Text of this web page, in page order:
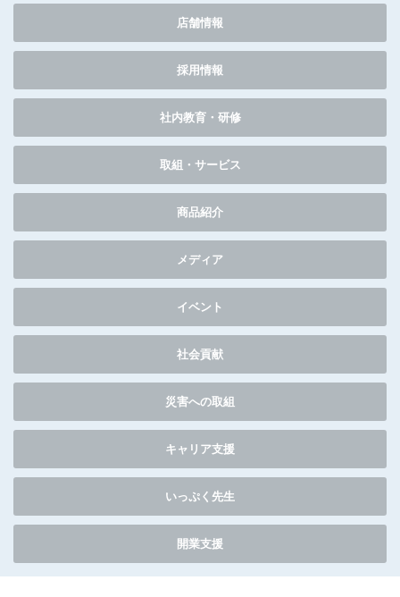
店舗情報
採用情報
社内教育・研修
取組・サービス
商品紹介
メディア
イベント
社会貢献
災害への取組
キャリア支援
いっぷく先生
開業支援